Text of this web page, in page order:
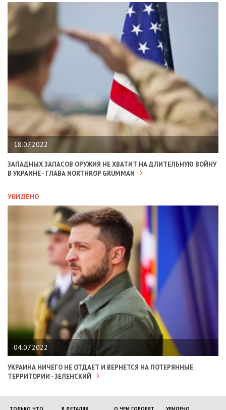
18.07.2022
ЗАПАДНЫХ ЗАПАСОВ ОРУЖИЯ НЕ ХВАТИТ НА ДЛИТЕЛЬНУЮ ВОЙНУ
В УКРАИНЕ - ГЛАВА NORTHROP GRUMMAN
УВИДЕНО
04.07.2022
УКРАИНА НИЧЕГО НЕ ОТДАЕТ И ВЕРНЕТСЯ НА ПОТЕРЯННЫЕ
ТЕРРИТОРИИ - ЗЕЛЕНСКИЙ